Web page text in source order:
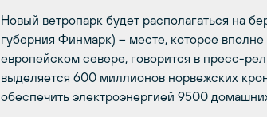
Новый ветропарк будет располагаться на
губерния Финмарк) – месте, которое
европейском севере, говорится в пресс-
выделяется 600 миллионов норвежских
обеспечить электроэнергией 9500